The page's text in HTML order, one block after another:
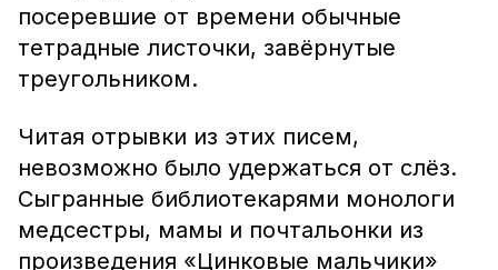
посеревшие от времени обычные
тетрадные листочки, завёрнутые
треугольником.
Читая отрывки из этих писем,
невозможно было удержаться от слёз.
Сыгранные библиотекарями монологи
медсестры, мамы и почтальонки из
произведения «Цинковые мальчики»